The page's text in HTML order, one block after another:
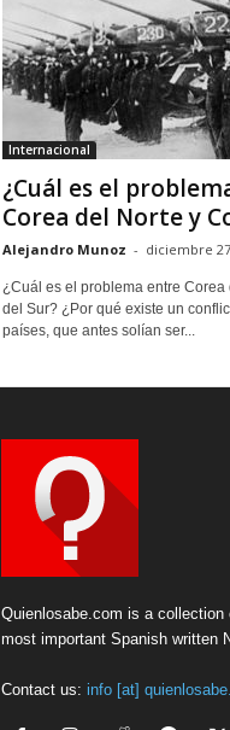
Internacional
¿Cuál es el
Corea del Norte y
Alejandro Munoz - diciembre
¿Cuál es el problema entre Corea
del Sur? ¿Por qué existe un
países, que antes solían ser...
Quienlosabe.com is a collection
most important Spanish written
Contact us: info [at]